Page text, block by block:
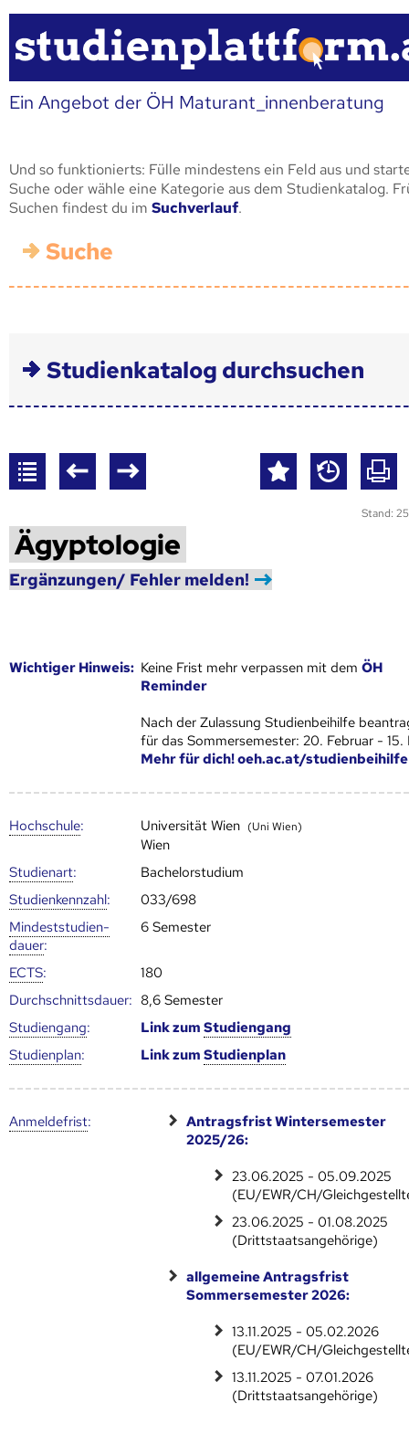
Ein Angebot der ÖH Maturant_innenberatung
Und so funktionierts: Fülle mindestens ein Feld aus und
Suche oder wähle eine Kategorie aus dem Studienkatalog.
Suchen findest du im Suchverlauf.
Suche
Studienkatalog durchsuchen
Stand:
Ägyptologie
Ergänzungen/ Fehler melden!
Wich­ti­ger Hin­weis: Keine Frist mehr verpassen mit demÖH
Reminder
Nach der Zulassung Studienbeihilfe
für das Sommersemester: 20. Februar - 15.
Mehr für dich! oeh.ac.at/studienbeihilfe
Hoch­schule: Universität Wien (Uni Wien)
Wien
Studienart:
Bachelorstudium
Studien­kenn­zahl:
033/698
Mindest­studien­
dauer:
6 Semester
ECTS:
180
Durch­schnitts­dauer: 8,6 Semester
Studien­gang: Link zumStudien­gang
Studien­plan: Link zumStudien­plan
Anmelde­frist:
Antragsfrist Wintersemester
2025/26:
23.06.2025 - 05.09.2025
(EU/EWR/CH/
23.06.2025 - 01.08.2025
(Drittstaatsangehörige)
allgemeine Antragsfrist
Sommersemester 2026:
13.11.2025 - 05.02.2026
(EU/EWR/CH/
13.11.2025 - 07.01.2026
(Drittstaatsangehörige)